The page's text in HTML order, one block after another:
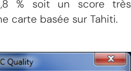
% soit un score très
carte basée sur Tahiti.